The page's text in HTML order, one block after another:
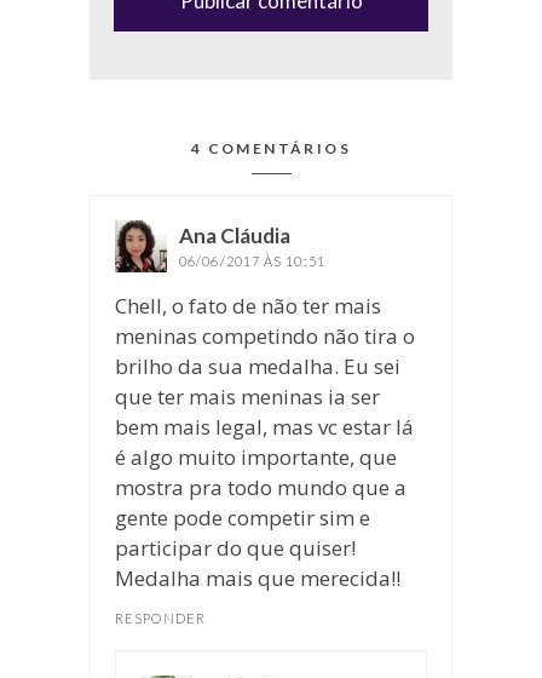
4 COMENTÁRIOS
Ana Cláudia
06/06/2017 ÀS 10:51
Chell, o fato de não ter mais
meninas competindo não tira o
brilho da sua medalha. Eu sei
que ter mais meninas ia ser
bem mais legal, mas vc estar lá
é algo muito importante, que
mostra pra todo mundo que a
gente pode competir sim e
participar do que quiser!
Medalha mais que merecida!!
RESPONDER